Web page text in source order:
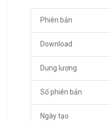
Phiên bản
Download
Dung lượng
Số phiên bản
Ngày tạo